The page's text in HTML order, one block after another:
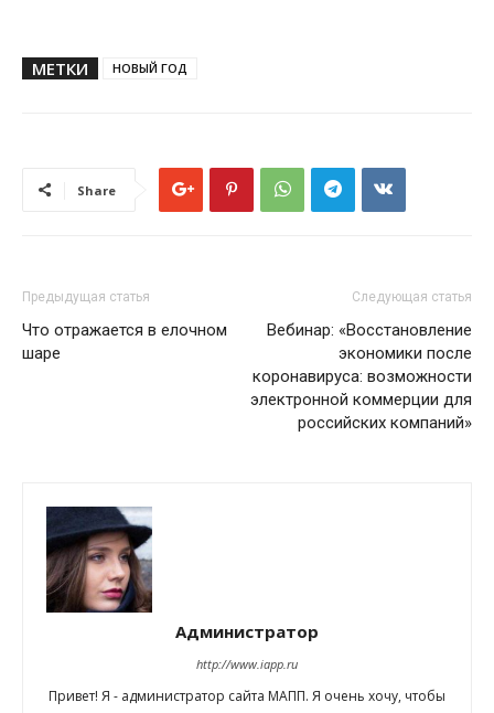
МЕТКИ НОВЫЙ ГОД
Share
Предыдущая статья
Что отражается в елочном
шаре
Следующая статья
Вебинар: «Восстановление
экономики после
коронавируса: возможности
электронной коммерции для
российских компаний»
Администратор
http://www.iapp.ru
Привет! Я - администратор сайта МАПП. Я очень хочу, чтобы